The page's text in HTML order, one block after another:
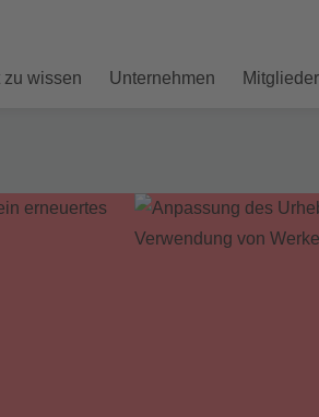
zu wissen Unternehmen Mitglieder